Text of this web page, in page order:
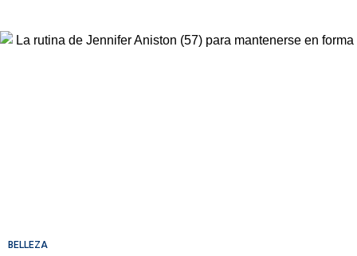
BELLEZA